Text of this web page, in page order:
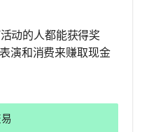
动的人都能获得奖
演和消费来赚取现金